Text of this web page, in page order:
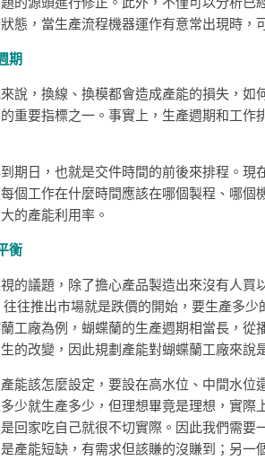
態，當生產流程機器運作有意常出現時，
期
說，換線、換模都會造成產能的損失，如
重要指標之一。事實上，生產週期和工作
期日，也就是交件時間的前後來排程。
個工作在什麼時間應該在哪個製程、哪個
的產能利用率。
衡
的議題，除了擔心產品製造出來沒有人買
往推出市場就是跌價的開始，要生產多
工廠為例，蝴蝶蘭的生產週期相當長，
的改變，因此規劃產能對蝴蝶蘭工廠來說
能該怎麼設定，要設在高水位、中間水位
少就生產多少，但理想畢竟是理想，實際
回家吃自己就很不切實際。因此我們需要
產能短缺，有需求但該賺的沒賺到；另一